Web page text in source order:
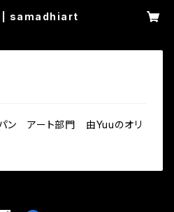
| samadhiart
パン アート部門 由Yuuのオリ